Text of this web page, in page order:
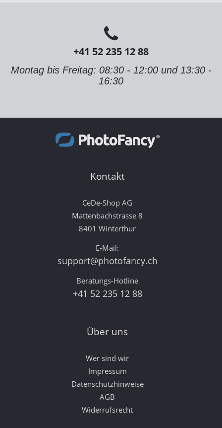
+41 52 235 12 88
Montag bis Freitag: 08:30 - 12:00 und 13:30 -
16:30
Kontakt
CeDe-Shop AG
Mattenbachstrasse 8
8401 Winterthur
E-Mail:
support@photofancy.ch
Beratungs-Hotline
+41 52 235 12 88
Über uns
Wer sind wir
Impressum
Datenschutzhinweise
AGB
Widerrufsrecht